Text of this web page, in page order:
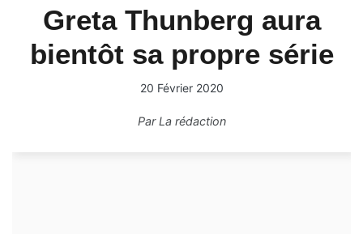
Greta Thunberg aura
bientôt sa propre série
20 Février 2020
ParLa rédaction